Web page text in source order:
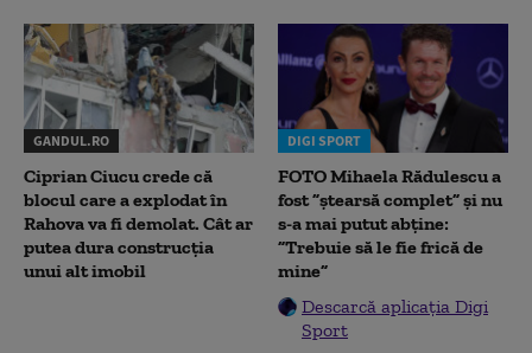
GANDUL.RO
Ciprian Ciucu crede că
blocul care a explodat în
Rahova va fi demolat. Cât ar
putea dura construcția
unui alt imobil
DIGI SPORT
FOTO Mihaela Rădulescu a
fost ”ștearsă complet” și nu
s-a mai putut abține:
”Trebuie să le fie frică de
mine”
Descarcă aplicația Digi
Sport